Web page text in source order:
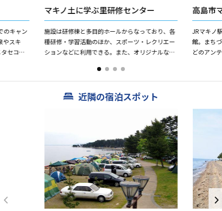
のキャン
やスキ
セコイ
マキノ土に学ぶ里研修センター
施設は研修棟と多目的ホールからなっており、各
種研修・学習活動のほか、スポーツ・レクリエー
ションなどに利用できる。また、オリジナルな作
実習教室があり、気軽に利...
高島市
JRマキノ
館。まち
どのアン
近隣の宿泊スポット